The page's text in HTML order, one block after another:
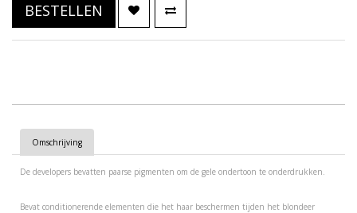
BESTELLEN
Omschrijving
De developers bevatten paarse pigmenten om de gele ondertoon te onderdrukken.
Bevat conditionerende elementen die het haar beschermen tijden het blondeer